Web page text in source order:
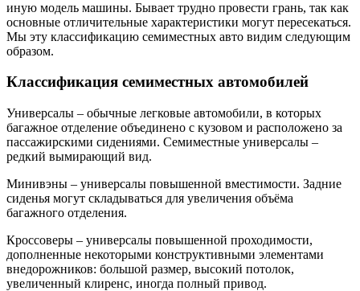
иную модель машины. Бывает трудно провести грань, так как
основные отличительные характеристики могут пересекаться.
Мы эту классификацию семиместных авто видим следующим
образом.
Классификация семиместных автомобилей
Универсалы – обычные легковые автомобили, в которых
багажное отделение объединено с кузовом и расположено за
пассажирскими сидениями. Семиместные универсалы –
редкий вымирающий вид.
Минивэны – универсалы повышенной вместимости. Задние
сиденья могут складываться для увеличения объёма
багажного отделения.
Кроссоверы – универсалы повышенной проходимости,
дополненные некоторыми конструктивными элементами
внедорожников: большой размер, высокий потолок,
увеличенный клиренс, иногда полный привод.